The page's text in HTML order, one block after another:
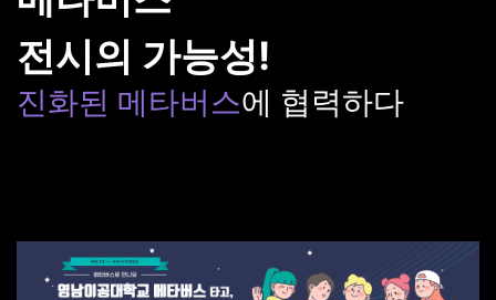
전시의 가능성!
진화된 메타버스에 협력하다